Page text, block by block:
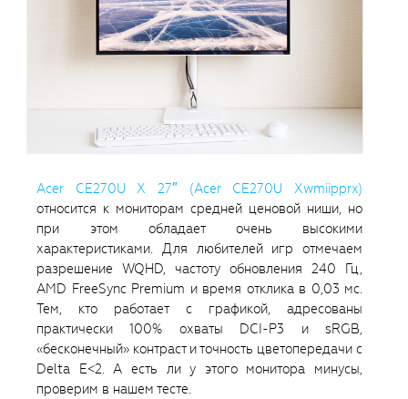
Acer CE270U X 27″ (Acer CE270U Xwmiipprx)
относится к мониторам средней ценовой ниши, но
при этом обладает очень высокими
характеристиками. Для любителей игр отмечаем
разрешение WQHD, частоту обновления 240 Гц,
AMD FreeSync Premium и время отклика в 0,03 мс.
Тем, кто работает с графикой, адресованы
практически 100% охваты DCI-P3 и sRGB,
«бесконечный» контраст и точность цветопередачи с
Delta E<2. А есть ли у этого монитора минусы,
проверим в нашем тесте.